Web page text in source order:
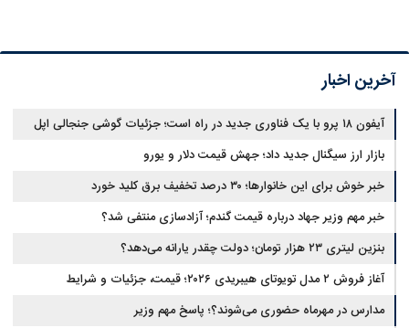
آخرین اخبار
آیفون ۱۸ پرو با یک فناوری جدید در راه است؛ جزئیات گوشی جنجالی اپل
بازار ارز سیگنال جدید داد؛ جهش قیمت دلار و یورو
خبر خوش برای این خانوارها؛ ۳۰ درصد تخفیف برق کلید خورد
خبر مهم وزیر جهاد درباره قیمت گندم؛ آزادسازی منتفی شد؟
بنزین لیتری ۲۳ هزار تومان؛ دولت چقدر یارانه می‌دهد؟
آغاز فروش ۲ مدل تویوتای هیبریدی ۲۰۲۶؛ قیمت، جزئیات و شرایط
مدارس در مهرماه حضوری می‌شوند؟؛ پاسخ مهم وزیر